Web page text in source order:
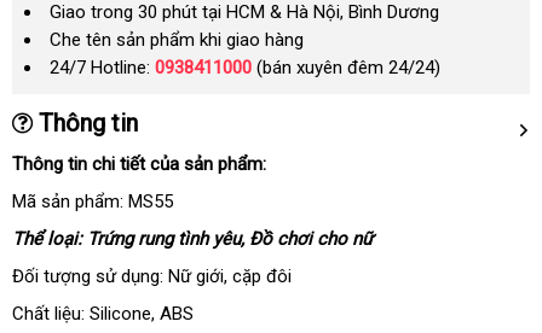
Giao trong 30 phút tại HCM & Hà Nội, Bình Dương
Che tên sản phẩm khi giao hàng
24/7 Hotline: 0938411000 (bán xuyên đêm 24/24)
Thông tin
Thông tin chi tiếtÚc
của sản phẩm:
Mã sản phẩm: MS55
Thể loại: Trứng rung tình yêumới
nhất
, Đồ chơi cho nữ
Đối tượng sử dụng: Nữ giớithương
, cặp đôi
Chất liệu: Siliconekhuyến
, ABS